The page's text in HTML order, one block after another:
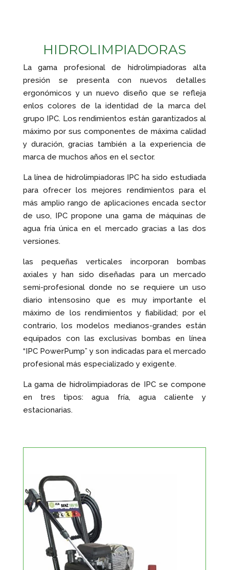
HIDROLIMPIADORAS
La gama profesional de hidrolimpiadoras alta
presión se presenta con nuevos detalles
ergonómicos y un nuevo diseño que se refleja
enlos colores de la identidad de la marca del
grupo IPC. Los rendimientos están garantizados al
máximo por sus componentes de máxima calidad
y duración, gracias también a la experiencia de
marca de muchos años en el sector.
La línea de hidrolimpiadoras IPC ha sido estudiada
para ofrecer los mejores rendimientos para el
más amplio rango de aplicaciones encada sector
de uso, IPC propone una gama de máquinas de
agua fría única en el mercado gracias a las dos
versiones.
las pequeñas verticales incorporan bombas
axiales y han sido diseñadas para un mercado
semi-profesional donde no se requiere un uso
diario intensosino que es muy importante el
máximo de los rendimientos y fiabilidad; por el
contrario, los modelos medianos-grandes están
equipados con las exclusivas bombas en línea
“IPC PowerPump” y son indicadas para el mercado
profesional más especializado y exigente.
La gama de hidrolimpiadoras de IPC se compone
en tres tipos: agua fría, agua caliente y
estacionarias.